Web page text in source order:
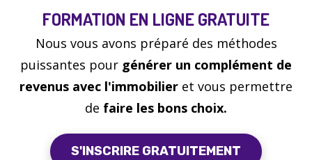
FORMATION EN LIGNE GRATUITE
Nous vous avons préparé des méthodes
puissantes pour générer un complément de
revenus avec l'immobilier et vous permettre
de faire les bons choix.
S'INSCRIRE GRATUITEMENT